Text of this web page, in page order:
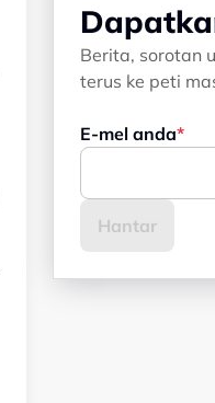
Berita, sorotan
terus ke peti
E-mel anda